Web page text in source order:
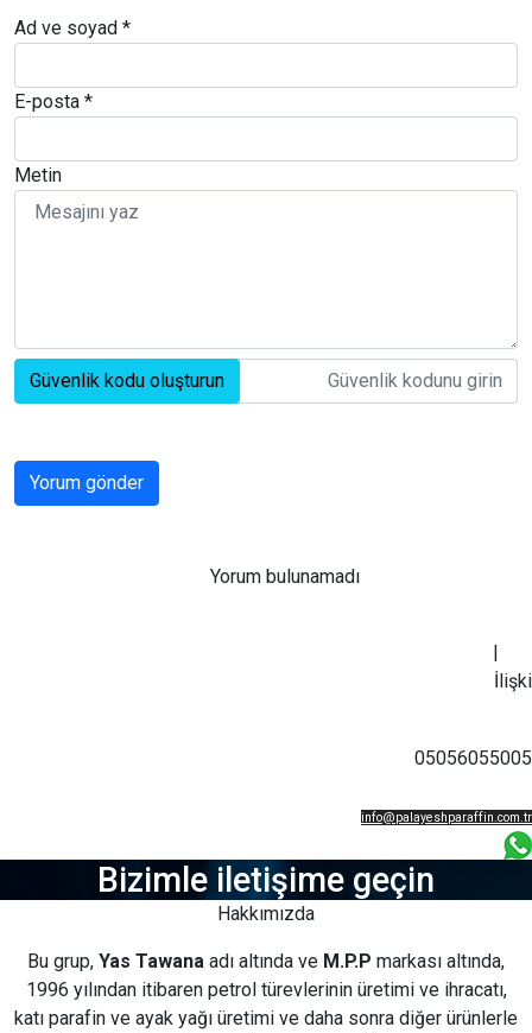
Ad ve soyad *
E-posta *
Metin
Güvenlik kodu oluşturun
Yorum gönder
Yorum bulunamadı
05056055005
Bizimle iletişime geçin
Hakkımızda
Bu grup,Yas Tawanaadı altında veM.P.Pmarkası altında,
1996 yılından itibaren petrol türevlerinin üretimi ve ihracatı,
katı parafin ve ayak yağı üretimi ve daha sonra diğer ürünlerle